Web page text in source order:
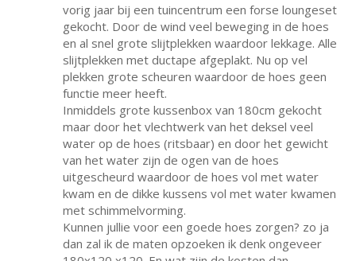
vorig jaar bij een tuincentrum een forse loungeset
gekocht. Door de wind veel beweging in de hoes
en al snel grote slijtplekken waardoor lekkage. Alle
slijtplekken met ductape afgeplakt. Nu op vel
plekken grote scheuren waardoor de hoes geen
functie meer heeft.
Inmiddels grote kussenbox van 180cm gekocht
maar door het vlechtwerk van het deksel veel
water op de hoes (ritsbaar) en door het gewicht
van het water zijn de ogen van de hoes
uitgescheurd waardoor de hoes vol met water
kwam en de dikke kussens vol met water kwamen
met schimmelvorming.
Kunnen jullie voor een goede hoes zorgen? zo ja
dan zal ik de maten opzoeken ik denk ongeveer